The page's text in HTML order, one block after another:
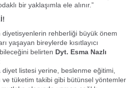
bir yaklaşımla ele alınır.”
rehberliği büyük önem
yaşayan bireylerde kısıtlayıcı
belirten Dyt. Esma Nazlı
listesi yerine, beslenme eğitimi,
ve tüketim takibi gibi bütünsel yöntemler